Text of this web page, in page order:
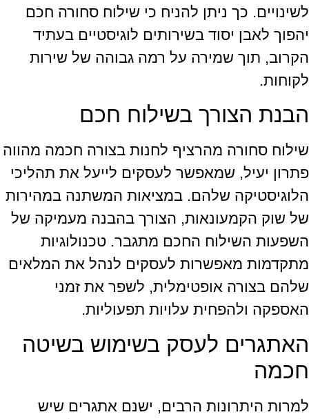
לשינויים. כך ניתן להניח כי שילוח סחורה חכם
יהפוך לאבן יסוד בשירותים לוגיסטיים בעתיד
הקרוב, תוך שמירה על רמה גבוהה של שירות
לקוחות.
הבנת הצורך בשילוח חכם
שילוח סחורה מהרציף לחנות בצורה חכמה מהווה
פתרון יעיל, שמאפשר לעסקים לייעל את תהליכי
הלוגיסטיקה שלהם. במציאות המשתנה במהירות
של שוק הקמעונאות, הצורך בהבנה מעמיקה של
השפעות השילוח החכם מתגבר. טכנולוגיות
מתקדמות מאפשרות לעסקים לנהל את המלאים
שלהם בצורה אופטימלית, לשפר את זמני
האספקה ולהפחית עלויות תפעוליות.
האתגרים לעסק בשימוש בשיטה
חכמה
למרות היתרונות הרבים, ישנם אתגרים שיש